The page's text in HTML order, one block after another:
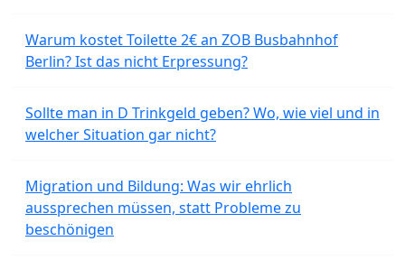
Warum kostet Toilette 2€ an ZOB Busbahnhof
Berlin? Ist das nicht Erpressung?
Sollte man in D Trinkgeld geben? Wo, wie viel und in
welcher Situation gar nicht?
Migration und Bildung: Was wir ehrlich
aussprechen müssen, statt Probleme zu
beschönigen